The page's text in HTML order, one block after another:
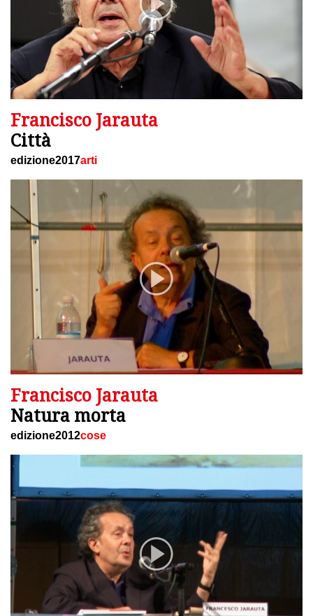
Francisco Jarauta
Città
edizione2017arti
Francisco Jarauta
Natura morta
edizione2012cose